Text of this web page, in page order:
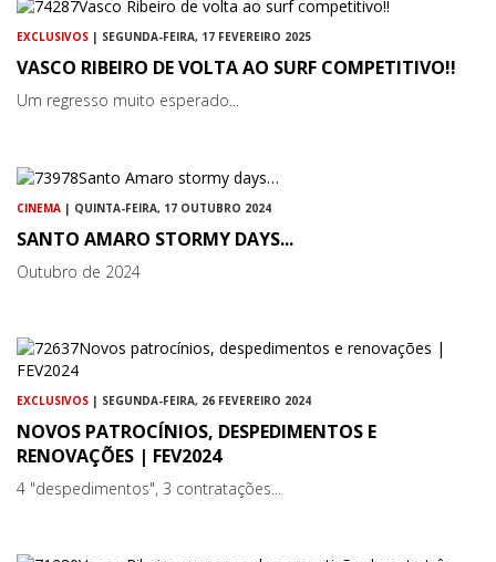
EXCLUSIVOS | SEGUNDA-FEIRA, 17 FEVEREIRO 2025
VASCO RIBEIRO DE VOLTA AO SURF COMPETITIVO!!
Um regresso muito esperado...
CINEMA | QUINTA-FEIRA, 17 OUTUBRO 2024
SANTO AMARO STORMY DAYS...
Outubro de 2024
EXCLUSIVOS | SEGUNDA-FEIRA, 26 FEVEREIRO 2024
NOVOS PATROCÍNIOS, DESPEDIMENTOS E
RENOVAÇÕES | FEV2024
4 "despedimentos", 3 contratações...